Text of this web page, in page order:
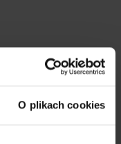
O plikach cookies
zdrowy,
życia
że leczenie w